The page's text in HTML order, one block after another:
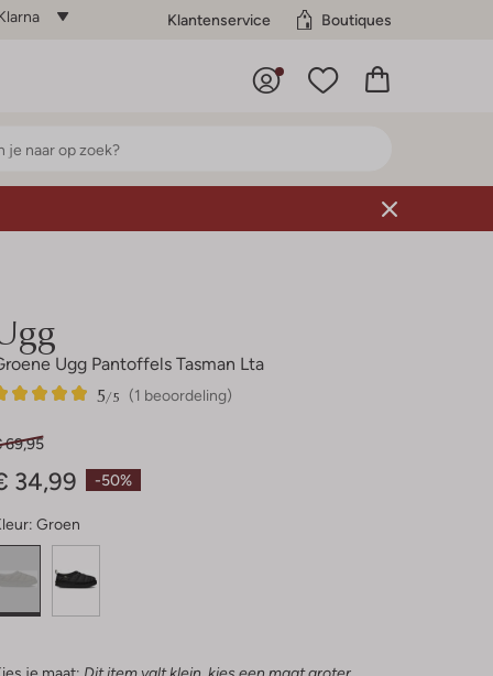
Klantenservice Boutiques
Ugg Pantoffels Tasman Lta
(1 beoordeling)
5/5
-50%
69,95
34,99
Groen